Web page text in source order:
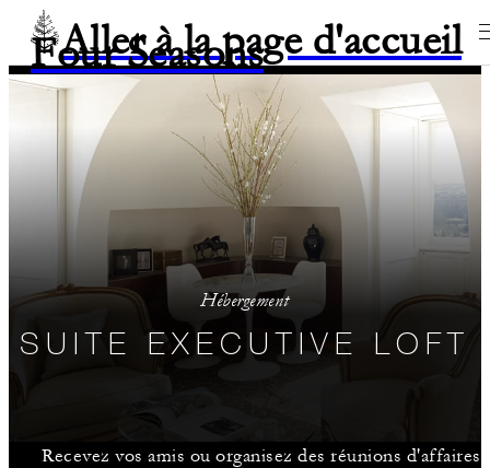
Aller à la page d'accueil
Four Seasons
Hébergement
SUITE EXECUTIVE LOFT
Recevez vos amis ou organisez des réunions d'affaires